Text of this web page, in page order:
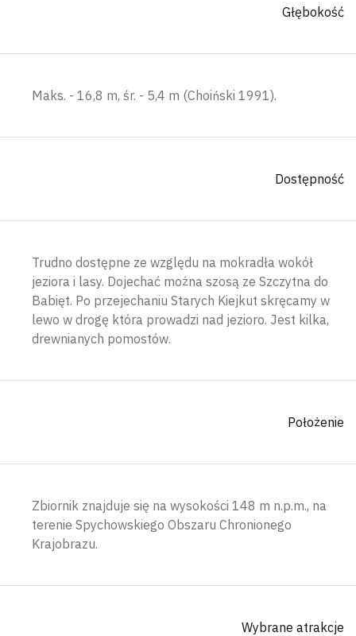
Głębokość
Maks. - 16,8 m, śr. - 5,4 m (Choiński 1991).
Dostępność
Trudno dostępne ze względu na mokradła wokół
jeziora i lasy. Dojechać można szosą ze Szczytna do
Babięt. Po przejechaniu Starych Kiejkut skręcamy w
lewo w drogę która prowadzi nad jezioro. Jest kilka,
drewnianych pomostów.
Położenie
Zbiornik znajduje się na wysokości 148 m n.p.m., na
terenie Spychowskiego Obszaru Chronionego
Krajobrazu.
Wybrane atrakcje